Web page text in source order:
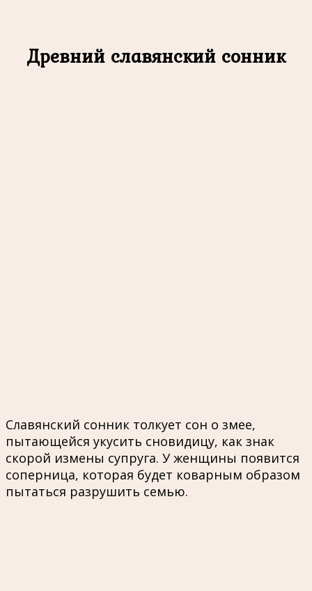
Древний славянский сонник
Славянский сонник толкует сон о змее,
пытающейся укусить сновидицу, как знак
скорой измены супруга. У женщины появится
соперница, которая будет коварным образом
пытаться разрушить семью.